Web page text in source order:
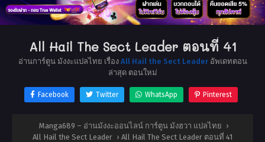
All Hail The Sect Leader ตอนที่ 41
อ่านการ์ตูน มังงะแปลไทย เรื่อง All Hail the Sect Leaderอัพเดทตอน
ล่าสุด ตอนใหม่
Facebook Twitter WhatsApp Pinterest
Manga689 – อ่านมังงะออนไลน์ การ์ตูน มังฮวา แปลไทย ›
All Hail the Sect Leader › All Hail The Sect Leader ตอนที่ 41